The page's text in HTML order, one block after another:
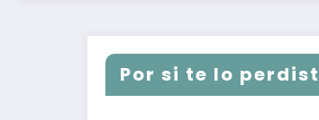
Por si te lo